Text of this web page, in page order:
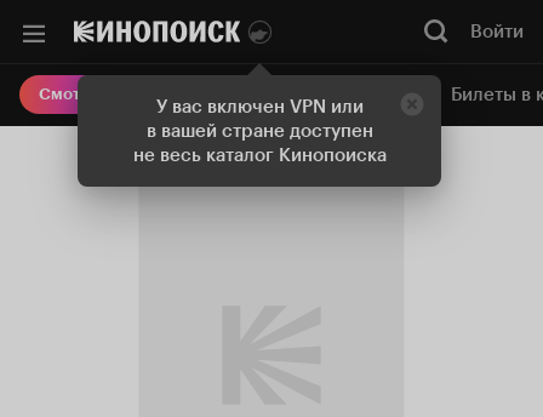
У вас включен VPN или
в вашей стране доступен
не весь каталог Кинопоиска
Войти
Смотреть кино Онлайн-кинотеатр Билеты в